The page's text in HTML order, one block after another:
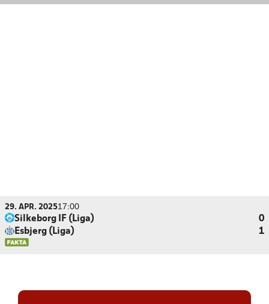
29. APR. 202517:00
Silkeborg IF (Liga)
0
Esbjerg (Liga)
1